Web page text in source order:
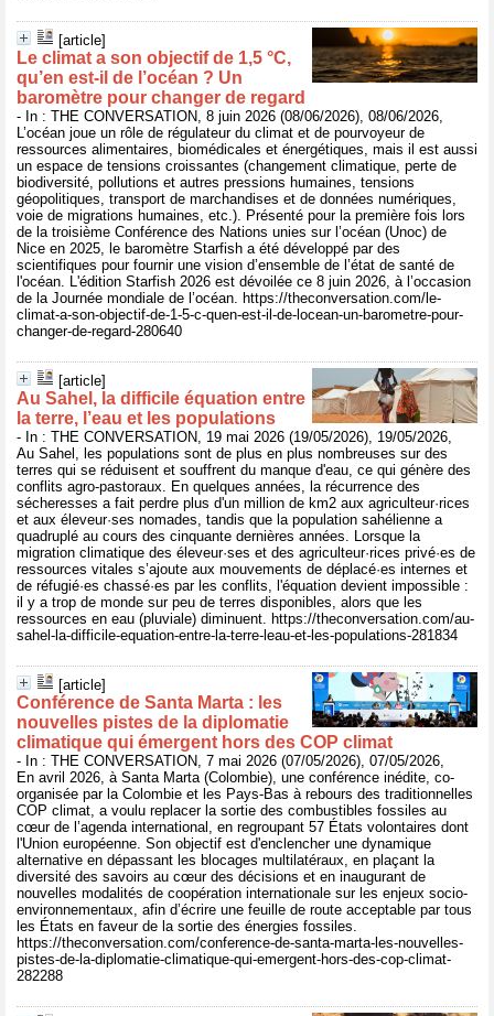
[article]
Le climat a son objectif de 1,5 °C,
qu’en est‑il de l’océan ? Un
baromètre pour changer de regard
- In : THE CONVERSATION, 8 juin 2026 (08/06/2026), 08/06/2026,
L’océan joue un rôle de régulateur du climat et de pourvoyeur de
ressources alimentaires, biomédicales et énergétiques, mais il est aussi
un espace de tensions croissantes (changement climatique, perte de
biodiversité, pollutions et autres pressions humaines, tensions
géopolitiques, transport de marchandises et de données numériques,
voie de migrations humaines, etc.). Présenté pour la première fois lors
de la troisième Conférence des Nations unies sur l’océan (Unoc) de
Nice en 2025, le baromètre Starfish a été développé par des
scientifiques pour fournir une vision d’ensemble de l’état de santé de
l'océan. L'édition Starfish 2026 est dévoilée ce 8 juin 2026, à l’occasion
de la Journée mondiale de l’océan. https://theconversation.com/le-
climat-a-son-objectif-de-1-5-c-quen-est-il-de-locean-un-barometre-pour-
changer-de-regard-280640
[article]
Au Sahel, la difficile équation entre
la terre, l’eau et les populations
- In : THE CONVERSATION, 19 mai 2026 (19/05/2026), 19/05/2026,
Au Sahel, les populations sont de plus en plus nombreuses sur des
terres qui se réduisent et souffrent du manque d'eau, ce qui génère des
conflits agro-pastoraux. En quelques années, la récurrence des
sécheresses a fait perdre plus d'un million de km2 aux agriculteur·rices
et aux éleveur·ses nomades, tandis que la population sahélienne a
quadruplé au cours des cinquante dernières années. Lorsque la
migration climatique des éleveur·ses et des agriculteur·rices privé·es de
ressources vitales s’ajoute aux mouvements de déplacé·es internes et
de réfugié·es chassé·es par les conflits, l'équation devient impossible :
il y a trop de monde sur peu de terres disponibles, alors que les
ressources en eau (pluviale) diminuent. https://theconversation.com/au-
sahel-la-difficile-equation-entre-la-terre-leau-et-les-populations-281834
[article]
Conférence de Santa Marta : les
nouvelles pistes de la diplomatie
climatique qui émergent hors des COP climat
- In : THE CONVERSATION, 7 mai 2026 (07/05/2026), 07/05/2026,
En avril 2026, à Santa Marta (Colombie), une conférence inédite, co-
organisée par la Colombie et les Pays-Bas à rebours des traditionnelles
COP climat, a voulu replacer la sortie des combustibles fossiles au
cœur de l’agenda international, en regroupant 57 États volontaires dont
l'Union européenne. Son objectif est d'enclencher une dynamique
alternative en dépassant les blocages multilatéraux, en plaçant la
diversité des savoirs au cœur des décisions et en inaugurant de
nouvelles modalités de coopération internationale sur les enjeux socio-
environnementaux, afin d’écrire une feuille de route acceptable par tous
les États en faveur de la sortie des énergies fossiles.
https://theconversation.com/conference-de-santa-marta-les-nouvelles-
pistes-de-la-diplomatie-climatique-qui-emergent-hors-des-cop-climat-
282288